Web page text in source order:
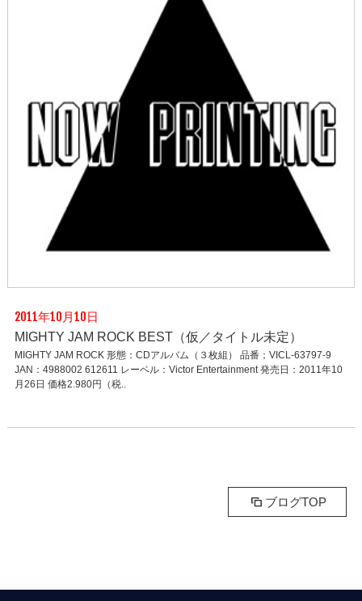
2011年10月10日
MIGHTY JAM ROCK BEST（仮／タイトル未定）
MIGHTY JAM ROCK 形態：CDアルバム（３枚組） 品番；VICL-63797-9
JAN：4988002 612611 レーベル：Victor Entertainment 発売日：2011年10
月26日 価格2.980円（税..
ブログTOP